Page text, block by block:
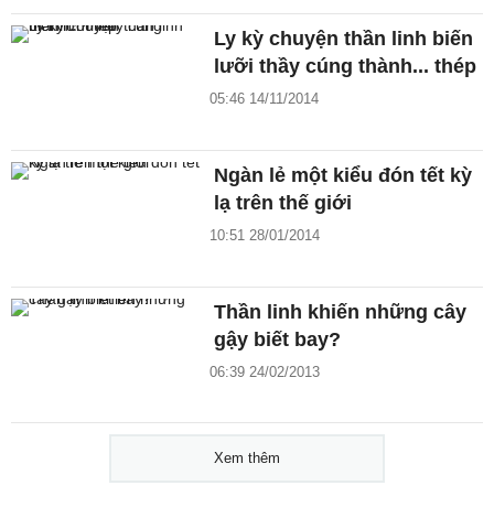
Ly kỳ chuyện thần linh biến
lưỡi thầy cúng thành... thép
05:46 14/11/2014
Ngàn lẻ một kiểu đón tết kỳ
lạ trên thế giới
10:51 28/01/2014
Thần linh khiến những cây
gậy biết bay?
06:39 24/02/2013
Xem thêm